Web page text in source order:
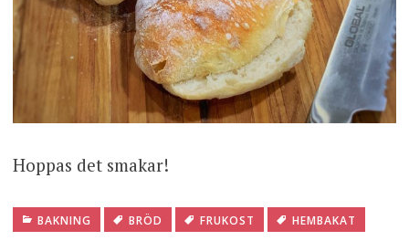
Hoppas det smakar!
BAKNING BRÖD FRUKOST HEMBAKAT